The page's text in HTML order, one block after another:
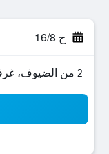
ح 16/8
2 من الضيوف، غرفة واحدة